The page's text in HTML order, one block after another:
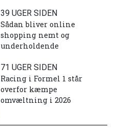
39 UGER SIDEN
Sådan bliver online
shopping nemt og
underholdende
71 UGER SIDEN
Racing i Formel 1 står
overfor kæmpe
omvæltning i 2026